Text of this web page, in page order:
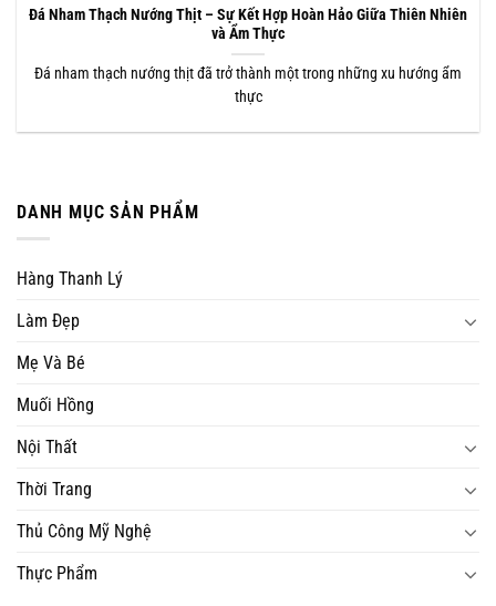
Đá Nham Thạch Nướng Thịt – Sự Kết Hợp Hoàn Hảo Giữa Thiên Nhiên
và Ẩm Thực
Đá nham thạch nướng thịt đã trở thành một trong những xu hướng ẩm
thực
DANH MỤC SẢN PHẨM
Hàng Thanh Lý
Làm Đẹp
Mẹ Và Bé
Muối Hồng
Nội Thất
Thời Trang
Thủ Công Mỹ Nghệ
Thực Phẩm